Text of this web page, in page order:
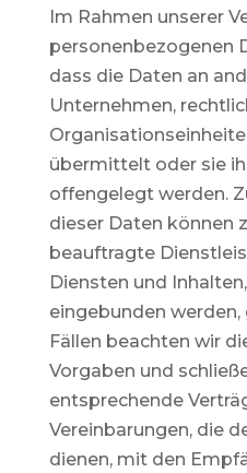
Im Rahmen unserer
personenbezogenen
dass die Daten an
Unternehmen,
übermittelt oder sie
offengelegt werden.
dieser Daten können
beauftragte
Diensten und
eingebunden werden,
Fällen beachten wir
Vorgaben und
entsprechende
Vereinbarungen, die
dienen, mit den